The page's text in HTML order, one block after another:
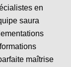
en
saura
maîtrise